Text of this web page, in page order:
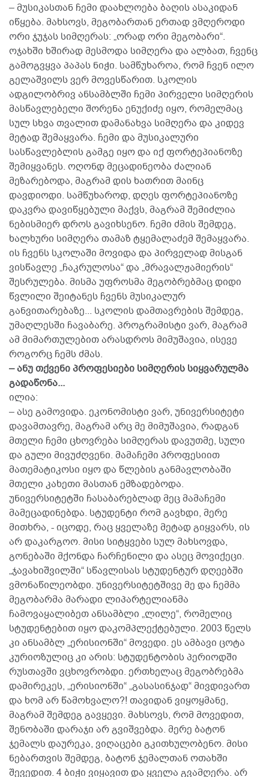
– მუსიკასთან ჩემი დაახლოება ბაღის ასაკიდან
იწყება. მახსოვს, მეგობართან ერთად ვმღეროდი
ორი ჯუჯას სიმღერას: „ორად ორი მეგობარი“.
ოჯახში ხშირად მესმოდა სიმღერა და ალბათ, ჩვენც
გამოგვყვა პაპას ნიჭი. სამწუხაროა, რომ ჩვენ ილო
გელაშვილს ვერ მოვესწარით. სკოლის
ადგილობრივ ანსამბლში ჩემი პირველი სიმღერის
მასწავლებელი შორენა ენუქიძე იყო, რომელმაც
სულ სხვა თვალით დამანახვა სიმღერა და კიდევ
მეტად შემაყვარა. ჩემი და მუსიკალური
სასწავლებლის გამგე იყო და იქ ფორტეპიანოზე
შემიყვანეს. ოღონდ მეცადინეობა ძალიან
მეზარებოდა, მაგრამ დის ხათრით მაინც
დავდიოდი. სამწუხაროდ, დღეს ფორტეპიანოზე
დაკვრა დავიწყებული მაქვს, მაგრამ შემიძლია
ნებისმიერ დროს გავიხსენო. ჩემი ძმის შემდეგ,
ხალხური სიმღერა თამაზ ტყემალაძემ შემაყვარა.
ის ჩვენს სკოლაში მოვიდა და პირველად მისგან
ვისწავლე „ჩაკრულოსა“ და „მრავალჟამიერის“
შესრულება. მისმა უფროსმა მეგობრებმაც დიდი
წვლილი შეიტანეს ჩვენს მუსიკალურ
განვითარებაზე... სკოლის დამთავრების შემდეგ,
უმაღლესში ჩავაბარე. პროგრამისტი ვარ, მაგრამ
ამ მიმართულებით არასდროს მიმუშავია, ისევე
როგორც ჩემს ძმას.
– ანუ თქვენი პროფესიები სიმღერის სიყვარულმა
გადაწონა...
ილია:
– ასე გამოვიდა. ეკონომისტი ვარ, უნივერსიტეტი
დავამთავრე, მაგრამ არც მე მიმუშავია, რადგან
მთელი ჩემი ცხოვრება სიმღერას დავუთმე, სული
და გული მივუძღვენი. მამაჩემი პროფესიით
მათემატიკოსი იყო და წლების განმავლობაში
მთელი კახეთი მასთან ემზადებოდა.
უნივერსიტეტში ჩასაბარებლად მეც მამაჩემი
მამეცადინებდა. სტუდენტი რომ გავხდი, მერე
მითხრა, - იცოდე, რაც ყველაზე მეტად გიყვარს, ის
არ დაკარგოო. მისი სიტყვები სულ მახსოვდა,
გონებაში მქონდა ჩარჩენილი და ასეც მოვიქეცი.
„ჯავახიშვილში“ სწავლისას სტუდენტურ დღეებში
ვმონაწილეობდი. უნივერსიტეტშივე მე და ჩემმა
მეგობარმა მარადი ლიპარტელიანმა
ჩამოვაყალიბეთ ანსამბლი „ლილე“, რომელიც
სტუდენტებით იყო დაკომპლექტებული. 2003 წელს
კი ანსამბლ „ერისიონში“ მოვედი. ეს ამბავი ცოტა
კურიოზულიც კი არის: სტუდენტობის პერიოდში
რუსთავში ვცხოვრობდი. ერთხელაც მეგობრებმა
დამირეკეს, „ერისიონში“ „გასასინჯად“ მივდივართ
და ხომ არ წამოხვალო?! თავიდან ვიყოყმანე,
მაგრამ შემდეგ გავყევი. მახსოვს, რომ მოვედით,
შენობაში დარაჯი არ გვიშვებდა. მერე ბატონ
ჯემალს დაურეკა, ვიღაცები გკითხულობენო. მისი
ნებართვის შემდეგ, ბატონ ჯემალთან ოთახში
შევედით. 4 ბიჭი ვიყავით და ყველა გვამღერა. არ